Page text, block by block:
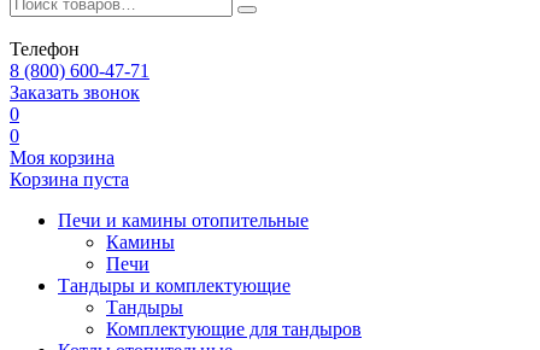
Телефон
8 (800) 600-47-71
Заказать звонок
0
0
Моя корзина
Корзина пуста
Печи и камины отопительные
Камины
Печи
Тандыры и комплектующие
Тандыры
Комплектующие для тандыров